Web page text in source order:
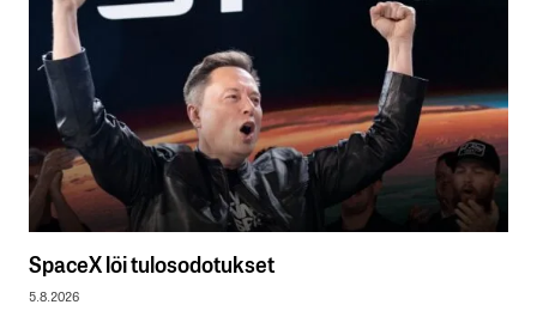
SpaceX löi tulosodotukset
5.8.2026